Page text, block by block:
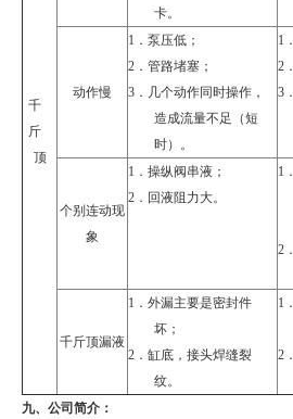
千
斤
顶
卡。
动作慢
1． 泵压低；
2． 管路堵塞；
3． 几个动作同时操作，
造成流量不足（短
时）。
1．
2．
3．
个别连动现
象
1． 操纵阀串液；
2． 回液阻力大。
1．
2．
千斤顶漏液
1． 外漏主要是密封件
坏；
2． 缸底，接头焊缝裂
纹。
1．
2．
九、 公司简介：